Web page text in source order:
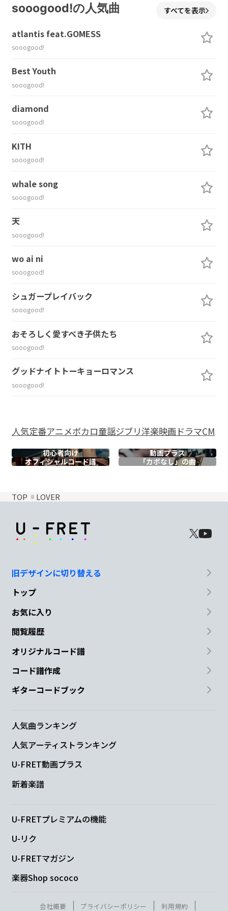
sooogood!の人気曲 すべてを表示
atlantis feat.GOMESS
sooogood!
Best Youth
sooogood!
diamond
sooogood!
KITH
sooogood!
whale song
sooogood!
天
sooogood!
wo ai ni
sooogood!
シュガープレイバック
sooogood!
おそろしく愛すべき子供たち
sooogood!
グッドナイトトーキョーロマンス
sooogood!
人気定番アニメボカロ童謡ジブリ洋楽映画ドラマCM
初心者向け
動画プラス
オフィシャルコード譜 「カポなし」の曲
TOP LOVER
旧デザインに切り替える
トップ
お気に入り
閲覧履歴
オリジナルコード譜
コード譜作成
ギターコードブック
人気曲ランキング
人気アーティストランキング
U-FRET動画プラス
新着楽譜
U-FRETプレミアムの機能
U-リク
U-FRETマガジン
楽器Shop sococo
会社概要 プライバシーポリシー 利用規約